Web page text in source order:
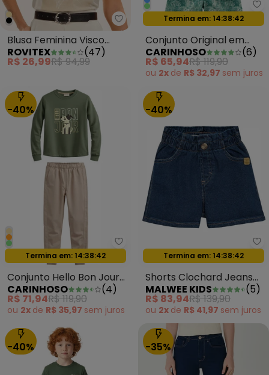
Rovitex - Blusa Feminina Visco
Blusa Feminina Visco
Creponada Bege
ROVITEX (47)
R$ 26,99R$ 94,99
Oferta relâmpago
Termina em: 14:38:39
Conjunto Original em
Malha Verde
CARINHOSO (6)
R$ 65,94R$ 119,90
ou 2x de R$ 32,97 sem juros
-40%
Carinhoso - Conjunto Hello
Oferta relâmpago
Termina em: 14:38:39
Conjunto Hello Bon Jour
em Moletom Verde
Militar
CARINHOSO (4)
R$ 71,94R$ 119,90
ou 2x de R$ 35,97 sem juros
-40%
Oferta relâmpago
Termina em: 14:38:39
Shorts Clochard Jeans
Moletom Azul
MALWEE KIDS (5)
R$ 83,94R$ 139,90
ou 2x de R$ 41,97 sem juros
-40% -35%